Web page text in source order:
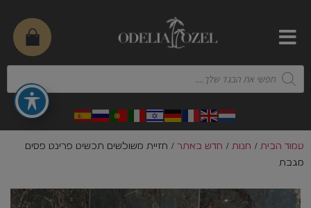
עמוד הבית / חנות / חדש באתר / חזיית משולשים תכשיט פרינט פסים
מגבת